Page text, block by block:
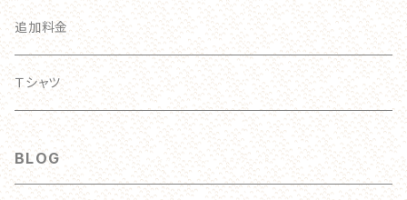
追加料金
Ｔシャツ
BLOG